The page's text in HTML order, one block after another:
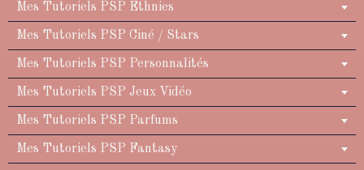
Mes Tutoriels PSP Ethnies
Mes Tutoriels PSP Ciné / Stars
Mes Tutoriels PSP Personnalités
Mes Tutoriels PSP Jeux Vidéo
Mes Tutoriels PSP Parfums
Mes Tutoriels PSP Fantasy